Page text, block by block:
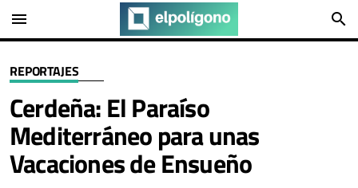
menu search
REPORTAJES
Cerdeña: El Paraíso
Mediterráneo para unas
Vacaciones de Ensueño